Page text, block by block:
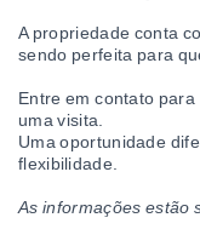
A propriedade conta
sendo perfeita para
Entre em contato
uma visita.
Uma oportunidade
flexibilidade.
As informações estão